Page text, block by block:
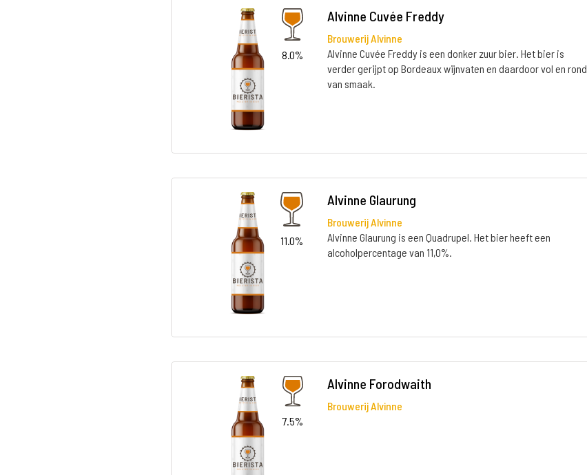
8.0%
Alvinne Cuvée Freddy
Brouwerij Alvinne
Alvinne Cuvée Freddy is een donker zuur bier. Het bier is
verder gerijpt op Bordeaux wijnvaten en daardoor vol en rond
van smaak.
11.0%
Alvinne Glaurung
Brouwerij Alvinne
Alvinne Glaurung is een Quadrupel. Het bier heeft een
alcoholpercentage van 11,0%.
7.5%
Alvinne Forodwaith
Brouwerij Alvinne